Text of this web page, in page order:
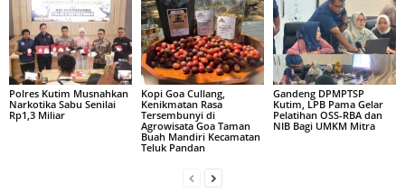
Polres Kutim Musnahkan
Narkotika Sabu Senilai
Rp1,3 Miliar
Kopi Goa Cullang,
Kenikmatan Rasa
Tersembunyi di
Agrowisata Goa Taman
Buah Mandiri Kecamatan
Teluk Pandan
Gandeng DPMPTSP
Kutim, LPB Pama Gelar
Pelatihan OSS-RBA dan
NIB Bagi UMKM Mitra